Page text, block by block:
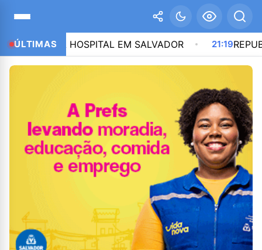
ÚLTIMAS
VIRA HOSPITAL EM SALVADOR 21:19